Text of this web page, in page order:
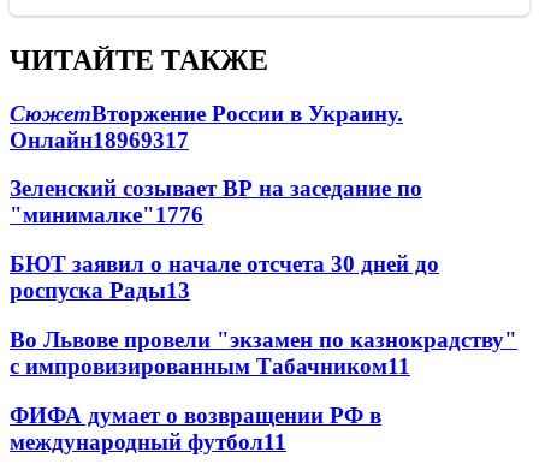
ЧИТАЙТЕ ТАКЖЕ
СюжетВторжение России в Украину.
Онлайн18969317
Зеленский созывает ВР на заседание по
"минималке"1776
БЮТ заявил о начале отсчета 30 дней до
роспуска Рады13
Во Львове провели "экзамен по казнокрадству"
с импровизированным Табачником11
ФИФА думает о возвращении РФ в
международный футбол11